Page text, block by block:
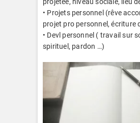
projetée, niveau sociale, lieu
• Projets personnel (rêve
projet pro personnel, écriture
• Devl personnel ( travail sur
spirituel, pardon …)